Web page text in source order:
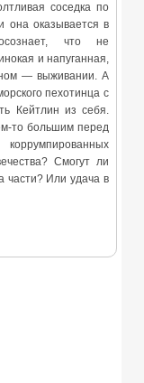
соседка по
она оказывается в
что не
и напуганная,
— выживании. А
пехотинца с
Кейтлин из себя.
то большим перед
Смогут ли
части? Или удача в